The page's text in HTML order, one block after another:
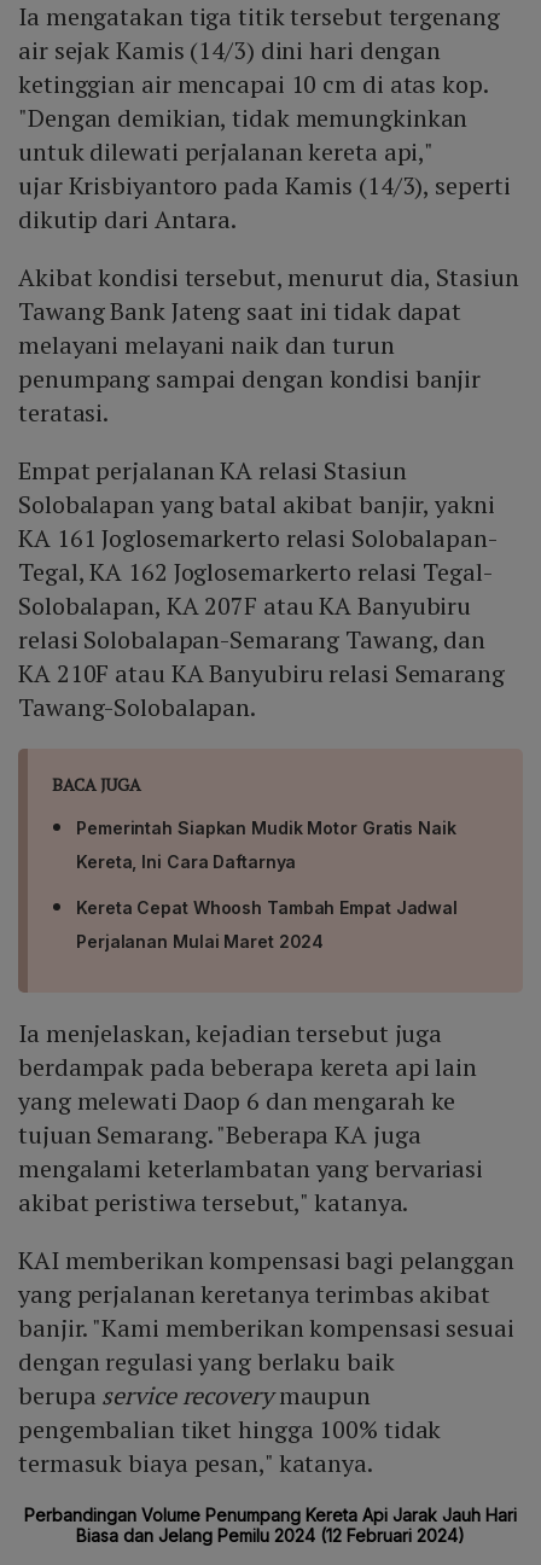
Ia mengatakan tiga titik tersebut tergenang
air sejak Kamis (14/3) dini hari dengan
ketinggian air mencapai 10 cm di atas kop.
"Dengan demikian, tidak memungkinkan
untuk dilewati perjalanan kereta api,"
ujar Krisbiyantoro pada Kamis (14/3), seperti
dikutip dari Antara.
Akibat kondisi tersebut, menurut dia, Stasiun
Tawang Bank Jateng saat ini tidak dapat
melayani melayani naik dan turun
penumpang sampai dengan kondisi banjir
teratasi.
Empat perjalanan KA relasi Stasiun
Solobalapan yang batal akibat banjir, yakni
KA 161 Joglosemarkerto relasi Solobalapan-
Tegal, KA 162 Joglosemarkerto relasi Tegal-
Solobalapan, KA 207F atau KA Banyubiru
relasi Solobalapan-Semarang Tawang, dan
KA 210F atau KA Banyubiru relasi Semarang
Tawang-Solobalapan.
BACA JUGA
Pemerintah Siapkan Mudik Motor Gratis Naik
Kereta, Ini Cara Daftarnya
Kereta Cepat Whoosh Tambah Empat Jadwal
Perjalanan Mulai Maret 2024
Ia menjelaskan, kejadian tersebut juga
berdampak pada beberapa kereta api lain
yang melewati Daop 6 dan mengarah ke
tujuan Semarang. "Beberapa KA juga
mengalami keterlambatan yang bervariasi
akibat peristiwa tersebut," katanya.
KAI memberikan kompensasi bagi pelanggan
yang perjalanan keretanya terimbas akibat
banjir. "Kami memberikan kompensasi sesuai
dengan regulasi yang berlaku baik
berupa service recoverymaupun
pengembalian tiket hingga 100% tidak
termasuk biaya pesan," katanya.